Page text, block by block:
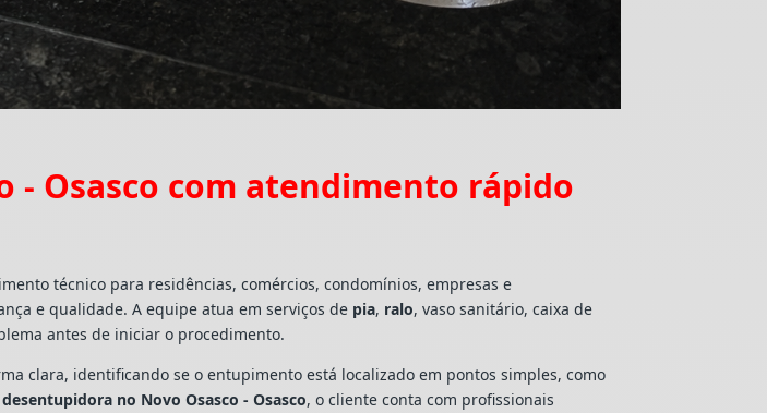
- Osasco com atendimento rápido
técnico para residências, comércios, condomínios, empresas e
e qualidade. A equipe atua em serviços de pia, ralo, vaso sanitário, caixa de
antes de iniciar o procedimento.
clara, identificando se o entupimento está localizado em pontos simples, como
desentupidora no Novo Osasco - Osasco, o cliente conta com profissionais